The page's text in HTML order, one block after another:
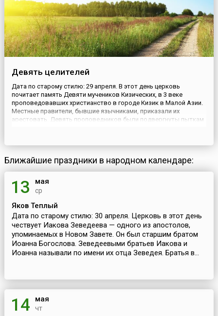
Девять целителей
Дата по старому стилю: 29 апреля. В этот день церковь
почитает память Девяти мучеников Кизических, в 3 веке
проповедовавших христианство в городе Кизик в Малой Азии.
Местные правители, бывшие язычниками, приказали их
арестовать. Девять проповедников были подвергнуты пыткам
как чудотв...
Ближайшие праздники в народном календаре:
13 мая
ср
Яков Теплый
Дата по старому стилю: 30 апреля. Церковь в этот день
чествует Иакова Зеведеева — одного из апостолов,
упоминаемых в Новом Завете. Он был старшим братом
Иоанна Богослова. Зеведеевыми братьев Иакова и
Иоанна называли по имени их отца Зеведея. Братья в...
14 мая
чт